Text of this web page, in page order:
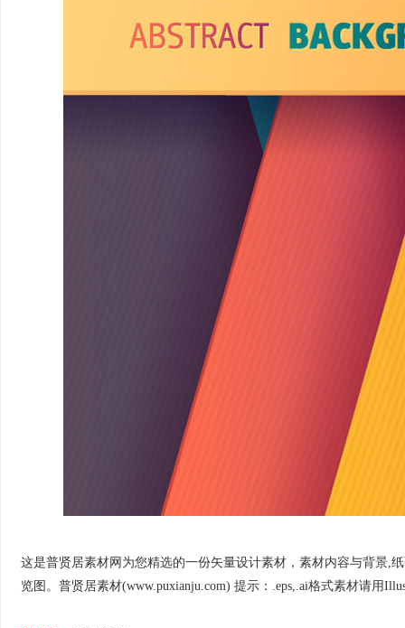
这是普贤居素材网为您精选的一份矢量设计素材，素材内容与背景,
览图。普贤居素材(www.puxianju.com) 提示：.eps,.ai格式素材请用